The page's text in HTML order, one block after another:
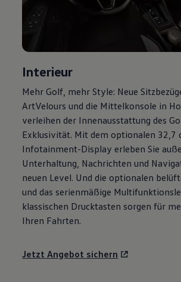
Motorenöl und
Pannen- und Unfallhilfe
Economy Service
Volkswagen Teile
Modellspezifisches Zubehör
Transport
Entertainment und
Individualisieren
Wallbox und Ladekabel
Digitale Extras
Dienste für Ihr Modell
Volkswagen Apps, Login
Handy und Fahrzeug
Updates für Software,
Über Ihr Auto
Vorgängermodelle
Kundeninformationen
Volkswagen
Digitale Betriebsanleitung
Interieur
Mehr Golf , mehr Style: Neue
ArtVelours und die Mittelkonsole in
verleihen der Innenausstattung des
Exklusivität. Mit dem optionalen 32,7
Infotainment-Display erleben Sie
Unterhaltung, Nachrichten und
neuen Level. Und die optionalen
und das serienmäßige
klassischen Drucktasten sorgen für
Ihren Fahrten.
Jetzt Angebot sichern